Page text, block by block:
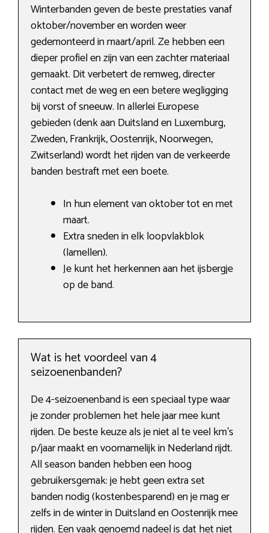
Winterbanden geven de beste prestaties vanaf
oktober/november en worden weer
gedemonteerd in maart/april. Ze hebben een
dieper profiel en zijn van een zachter materiaal
gemaakt. Dit verbetert de remweg, directer
contact met de weg en een betere wegligging
bij vorst of sneeuw. In allerlei Europese
gebieden (denk aan Duitsland en Luxemburg,
Zweden, Frankrijk, Oostenrijk, Noorwegen,
Zwitserland) wordt het rijden van de verkeerde
banden bestraft met een boete.
In hun element van oktober tot en met
maart.
Extra sneden in elk loopvlakblok
(lamellen).
Je kunt het herkennen aan het ijsbergje
op de band.
Wat is het voordeel van 4
seizoenenbanden?
De 4-seizoenenband is een speciaal type waar
je zonder problemen het hele jaar mee kunt
rijden. De beste keuze als je niet al te veel km’s
p/jaar maakt en voornamelijk in Nederland rijdt.
All season banden hebben een hoog
gebruikersgemak: je hebt geen extra set
banden nodig (kostenbesparend) en je mag er
zelfs in de winter in Duitsland en Oostenrijk mee